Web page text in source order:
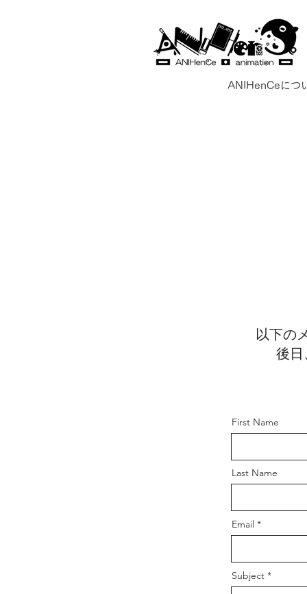
ANIHenCeにつ
以下の
後日
First Name
Last Name
Email
Subject